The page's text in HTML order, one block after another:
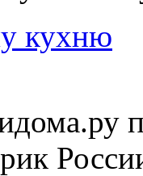
кухню